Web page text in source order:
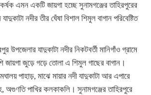
এমন একটি জায়গা হচ্ছে সুনামগঞ্জের তাহিরপুরের
নদীর তীর ঘেঁষা বিশাল শিমুল বাগান পরিবেষ্টিত
উপজেলার যাদুকাটা নদীর নিকটবর্তী মানিগাঁও গ্রামে
জায়গা জুড়ে গড়ে তোলা এ শিমুল গাছের বাগান।
পাহাড়, মাঝে মায়ার নদী যাদুকাটা আর এপারে
অগুণতি পাখির কলকাকলি। সুনামগঞ্জের তাহিরপুরে